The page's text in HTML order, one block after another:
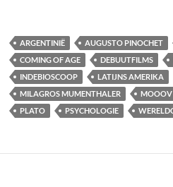
ARGENTINIË AUGUSTO PINOCHET
COMING OF AGE
DEBUUTFILMS
INDEBIOSCOOP
LATIJNS AMERIKA
MILAGROS MUMENTHALER
MOOOV
PLATO
PSYCHOLOGIE